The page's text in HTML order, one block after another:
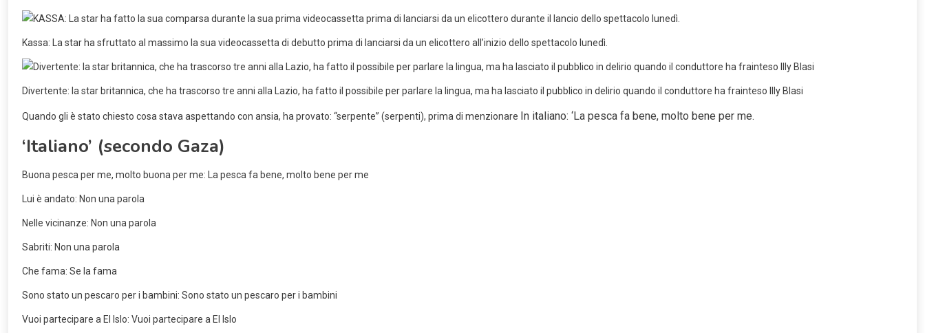
Kassa: La star ha sfruttato al massimo la sua videocassetta di debutto prima di lanciarsi da un elicottero all’inizio dello spettacolo lunedì.
Divertente: la star britannica, che ha trascorso tre anni alla Lazio, ha fatto il possibile per parlare la lingua, ma ha lasciato il pubblico in delirio quando il conduttore ha frainteso Illy Blasi
Quando gli è stato chiesto cosa stava aspettando con ansia, ha provato: “serpente” (serpenti), prima di menzionare In italiano: ‘La pesca fa bene, molto bene per me.
‘Italiano’ (secondo Gaza)
Buona pesca per me, molto buona per me: La pesca fa bene, molto bene per me
Lui è andato: Non una parola
Nelle vicinanze: Non una parola
Sabriti: Non una parola
Che fama: Se la fama
Sono stato un pescaro per i bambini: Sono stato un pescaro per i bambini
Vuoi partecipare a El Islo: Vuoi partecipare a El Islo